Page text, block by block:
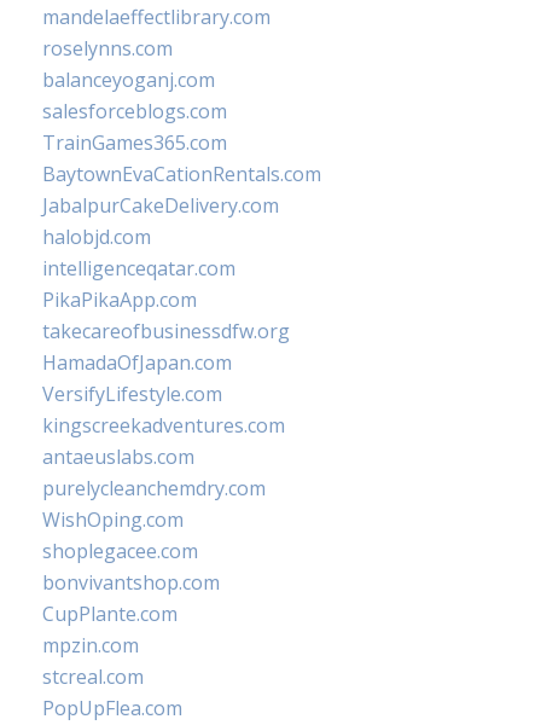
mandelaeffectlibrary.com
roselynns.com
balanceyoganj.com
salesforceblogs.com
TrainGames365.com
BaytownEvaCationRentals.com
JabalpurCakeDelivery.com
halobjd.com
intelligenceqatar.com
PikaPikaApp.com
takecareofbusinessdfw.org
HamadaOfJapan.com
VersifyLifestyle.com
kingscreekadventures.com
antaeuslabs.com
purelycleanchemdry.com
WishOping.com
shoplegacee.com
bonvivantshop.com
CupPlante.com
mpzin.com
stcreal.com
PopUpFlea.com